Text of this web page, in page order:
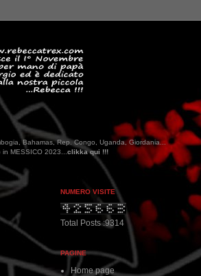
Bahamas, Rep. Congo, Uganda, Giordania...
!!!
NUMERO VISITE
Total Posts :9314
PAGINE
Home page